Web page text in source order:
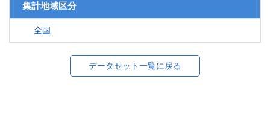
集計地域区分
全国
データセット一覧に戻る